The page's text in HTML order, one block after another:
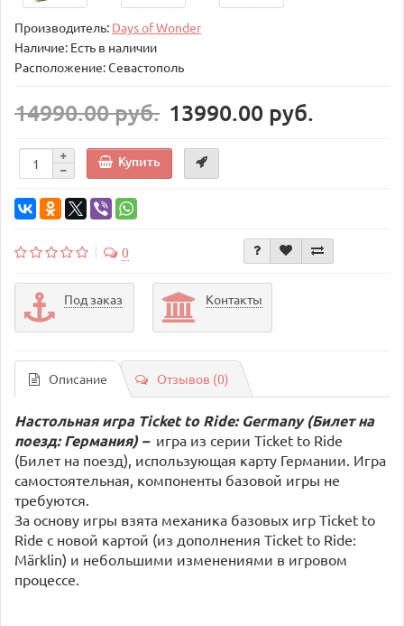
Производитель: Days of Wonder
Наличие: Есть в наличии
Расположение: Севастополь
14990.00 руб. 13990.00 руб.
Купить
0
Под заказ Контакты
Описание Отзывов (0)
Настольная игра Ticket to Ride: Germany (Билет на
поезд: Германия) – игра из серии Ticket to Ride
(Билет на поезд), использующая карту Германии. Игра
самостоятельная, компоненты базовой игры не
требуются.
За основу игры взята механика базовых игр Ticket to
Ride с новой картой (из дополнения Ticket to Ride:
Märklin) и небольшими изменениями в игровом
процессе.